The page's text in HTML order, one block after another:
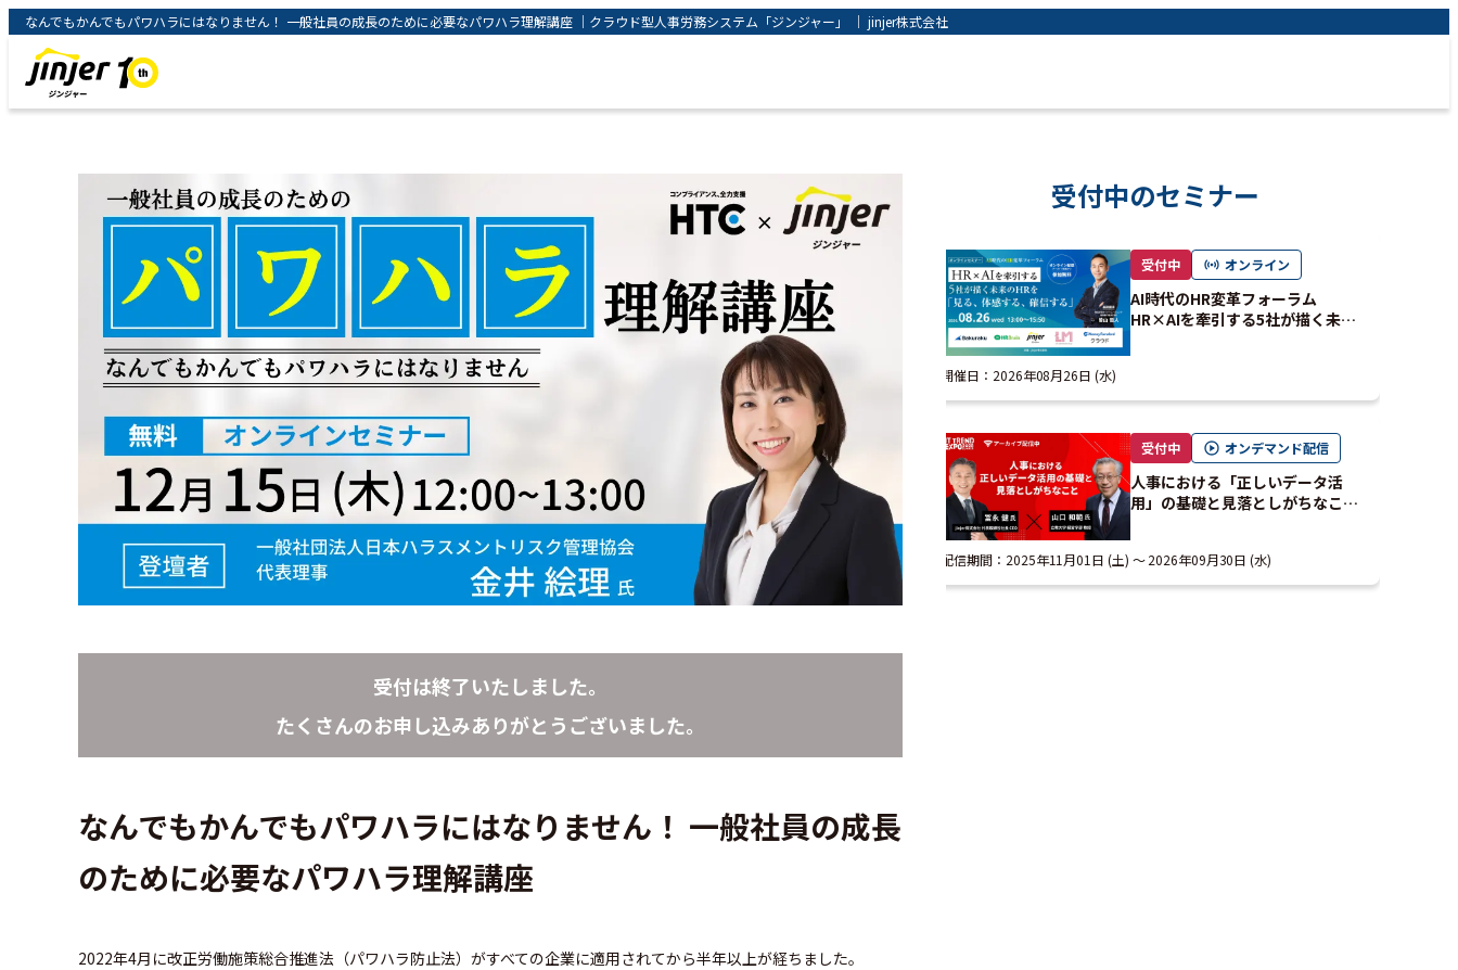
なんでもかんでもパワハラにはなりません！ 一般社員の成長のために必要なパワハラ理解講座 ｜クラウド型人事労務システム「ジンジャー」 ｜ jinjer株式会社
受付は終了いたしました。
たくさんのお申し込みありがとうございました。
なんでもかんでもパワハラにはなりません！ 一般社員の成長
のために必要なパワハラ理解講座
2022年4月に改正労働施策総合推進法（パワハラ防止法）がすべての企業に適用されてから半年以上が経ちました。
受付中のセミナー
受付中 オンライン
AI時代のHR変革フォーラム
HR×AIを牽引する5社が描く未来
開催日： 2026年08月26日 (水)
受付中 オンデマンド配信
人事における「正しいデータ活
用」の基礎と見落としがちなこと
配信期間： 2025年11月01日 (土) 2026年09月30日 (水)